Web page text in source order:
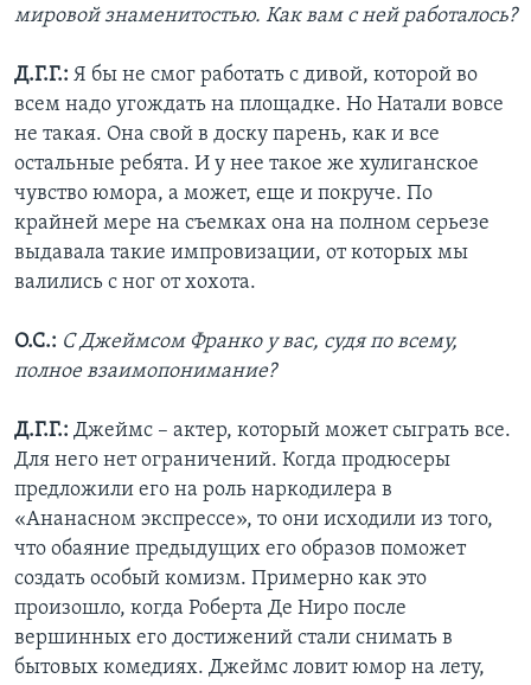
мировой знаменитостью. Как вам с ней работалось?
Д.Г.Г.: Я бы не смог работать с дивой, которой во
всем надо угождать на площадке. Но Натали вовсе
не такая. Она свой в доску парень, как и все
остальные ребята. И у нее такое же хулиганское
чувство юмора, а может, еще и покруче. По
крайней мере на съемках она на полном серьезе
выдавала такие импровизации, от которых мы
валились с ног от хохота.
О.С.: С Джеймсом Франко у вас, судя по всему,
полное взаимопонимание?
Д.Г.Г.: Джеймс – актер, который может сыграть все.
Для него нет ограничений. Когда продюсеры
предложили его на роль наркодилера в
«Ананасном экспрессе», то они исходили из того,
что обаяние предыдущих его образов поможет
создать особый комизм. Примерно как это
произошло, когда Роберта Де Ниро после
вершинных его достижений стали снимать в
бытовых комедиях. Джеймс ловит юмор на лету,